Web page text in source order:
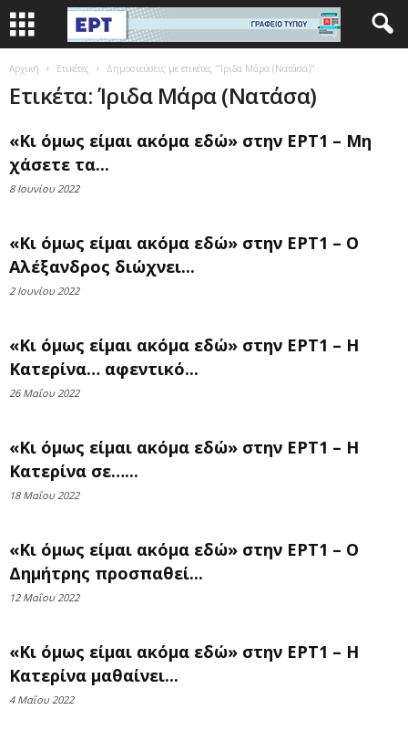
Αρχική Ετικέτες Δημοσιεύσεις με ετικέτες "Ίριδα Μάρα (Νατάσα)"
Ετικέτα: Ίριδα Μάρα (Νατάσα)
«Κι όμως είμαι ακόμα εδώ» στην ΕΡΤ1 – Μη
χάσετε τα...
8 Ιουνίου 2022
«Κι όμως είμαι ακόμα εδώ» στην ΕΡΤ1 – Ο
Αλέξανδρος διώχνει...
2 Ιουνίου 2022
«Κι όμως είμαι ακόμα εδώ» στην ΕΡΤ1 – Η
Κατερίνα… αφεντικό...
26 Μαΐου 2022
«Κι όμως είμαι ακόμα εδώ» στην ΕΡΤ1 – Η
Κατερίνα σε…...
18 Μαΐου 2022
«Κι όμως είμαι ακόμα εδώ» στην ΕΡΤ1 – Ο
Δημήτρης προσπαθεί...
12 Μαΐου 2022
«Κι όμως είμαι ακόμα εδώ» στην ΕΡΤ1 – Η
Κατερίνα μαθαίνει...
4 Μαΐου 2022